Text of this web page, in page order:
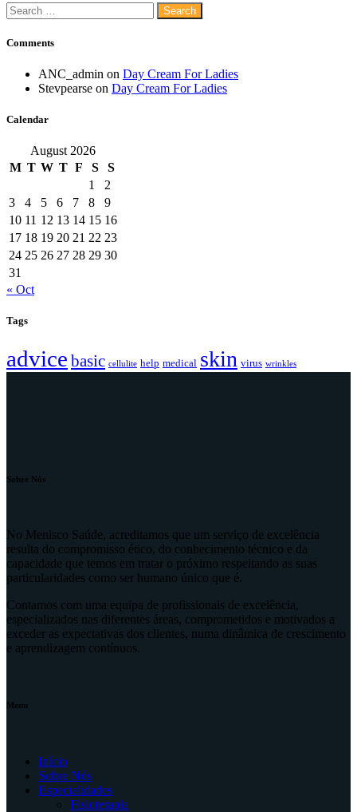
Search
for:
Comments
ANC_admin on Day Cream For Ladies
Stevpearse on Day Cream For Ladies
Calendar
August 2026
M T W T F S
S
1
2
3
4 5 6 7 8
9
10 11 12 13 14 15 16
17 18 19 20 21 22 23
24 25 26 27 28 29 30
31
« Oct
Tags
advice basic cellulite help medical skin virus wrinkles
Sobre Nós
No Menisco Saúde, acreditamos que um serviço de excelência
resulta do compromisso ético, do conhecimento técnico e da
capacidade que temos em tratar o próximo respeitando as suas
particularidades como ser humano único que é.
Contamos com uma equipa de profissionais de excelência,
especializados nas diferentes áreas, comprometidos e motivados a
exceder as expectativas dos clientes, numa dinâmica de crescimento
e aprendizagem contínuos.
Menu
Início
Sobre Nós
Especialidades
Fisioterapia